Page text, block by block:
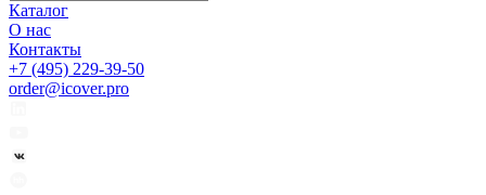
Каталог
О нас
Контакты
+7 (495) 229-39-50
order@icover.pro